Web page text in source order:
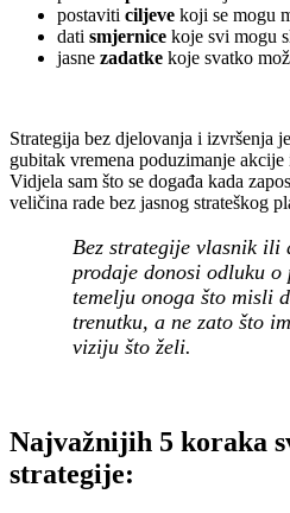
postaviti ciljeve koji se mogu
dati smjernice koje svi mogu
jasne zadatke koje svatko
Strategija bez djelovanja i izvršenja
gubitak vremena poduzimanje akcije
Vidjela sam što se događa kada
veličina rade bez jasnog strateškog
Bez strategije vlasnik
prodaje donosi odluku o
temelju onoga što misli
trenutku, a ne zato što
viziju što želi.
Najvažnijih 5 koraka
strategije: